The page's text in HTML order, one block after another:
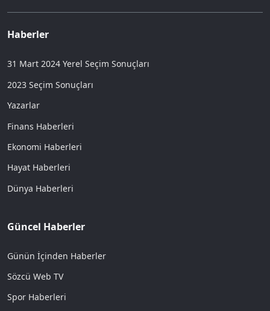
Haberler
31 Mart 2024 Yerel Seçim Sonuçları
2023 Seçim Sonuçları
Yazarlar
Finans Haberleri
Ekonomi Haberleri
Hayat Haberleri
Dünya Haberleri
Güncel Haberler
Günün İçinden Haberler
Sözcü Web TV
Spor Haberleri